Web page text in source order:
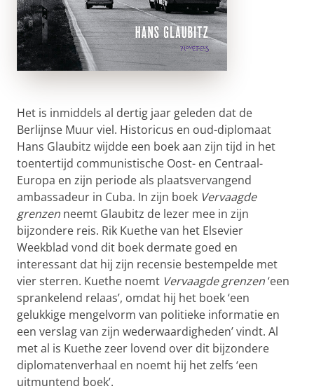
Het is inmiddels al dertig jaar geleden dat de
Berlijnse Muur viel. Historicus en oud-diplomaat
Hans Glaubitz wijdde een boek aan zijn tijd in het
toentertijd communistische Oost- en Centraal-
Europa en zijn periode als plaatsvervangend
ambassadeur in Cuba. In zijn boek Vervaagde
grenzen neemt Glaubitz de lezer mee in zijn
bijzondere reis. Rik Kuethe van het Elsevier
Weekblad vond dit boek dermate goed en
interessant dat hij zijn recensie bestempelde met
vier sterren. Kuethe noemt Vervaagde grenzen‘een
sprankelend relaas’, omdat hij het boek ‘een
gelukkige mengelvorm van politieke informatie en
een verslag van zijn wederwaardigheden’ vindt. Al
met al is Kuethe zeer lovend over dit bijzondere
diplomatenverhaal en noemt hij het zelfs ‘een
uitmuntend boek’.